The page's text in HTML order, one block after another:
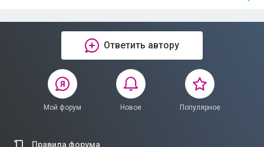
Ответить автору
Мой форум Новое Популярное
Правила форума